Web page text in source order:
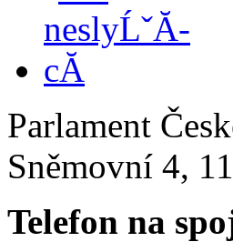
Parlament
Sněmovní 4,
Telefon na